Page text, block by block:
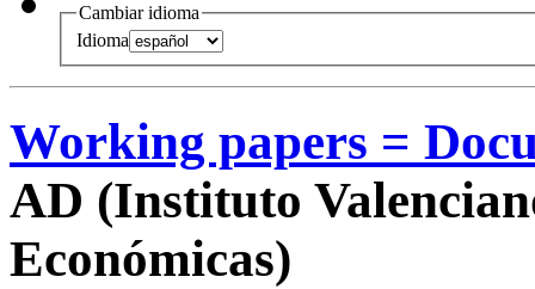
Cambiar idioma
Idioma
Working papers =
AD (Instituto
Económicas)